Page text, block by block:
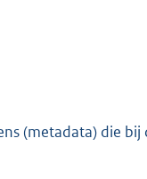
K
(metadata) die bij